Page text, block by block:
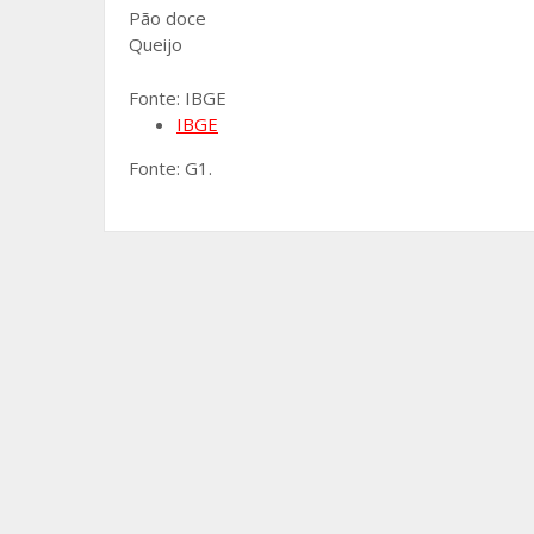
Pão doce
Queijo
Fonte: IBGE
IBGE
Fonte: G1.